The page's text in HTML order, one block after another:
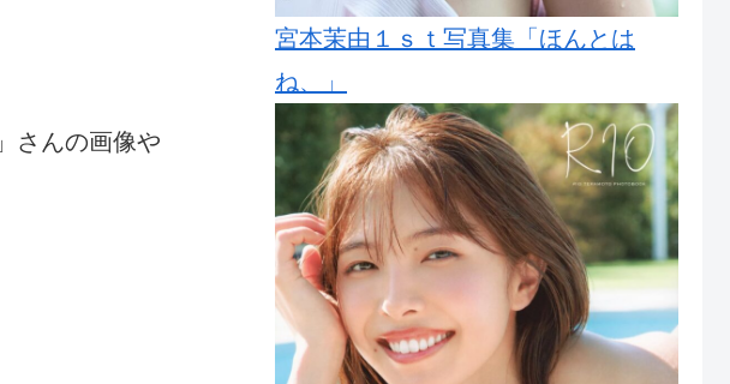
」さんの画像や
宮本茉由１ｓｔ写真集「ほんとは
ね、」